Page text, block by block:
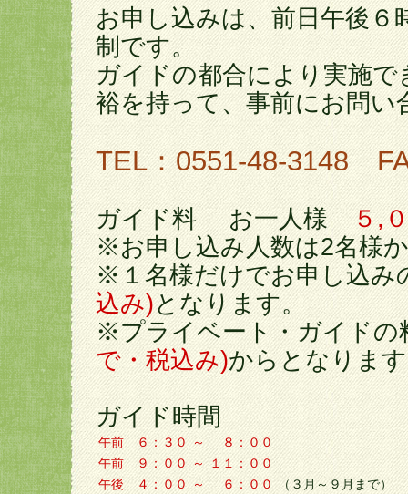
お申し込みは、前日午後６
制です。
ガイドの都合により実施
裕を持って、事前にお問い
TEL：0551-48-3148
ガイド料 お一人様５,
※お申し込み人数は2名様
※１名様だけでお申し込
込み)となります。
※プライベート・ガイド
で・税込み)からとなりま
ガイド時間
午前 ６：３０ ～ ８： ０ ０
午前 ９：００
～ １１：００
午後
４：００ ～ ６：００ （３月～９月まで）